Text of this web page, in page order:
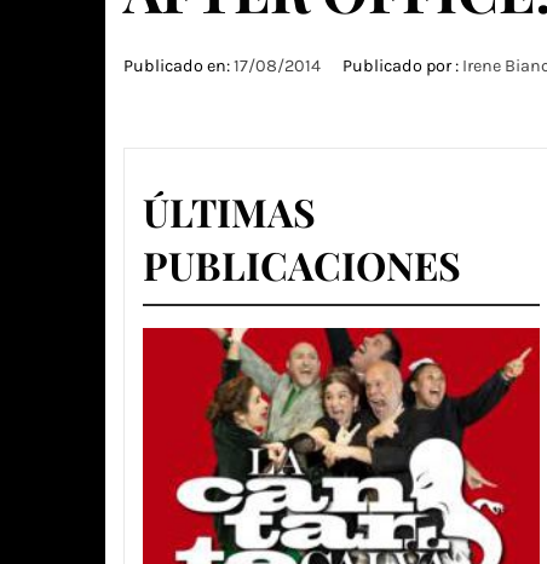
Publicado en:17/08/2014 Publicado por : Irene
ÚLTIMAS
PUBLICACIONES